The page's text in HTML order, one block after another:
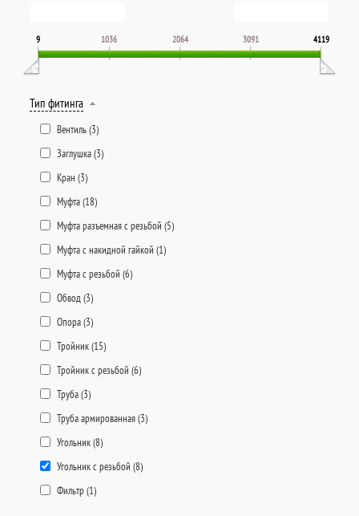
9 1036 2064 3091 4119
Тип фитинга
Вентиль (3)
Заглушка (3)
Кран (3)
Муфта (18)
Муфта разъемная с резьбой (5)
Муфта с накидной гайкой (1)
Муфта с резьбой (6)
Обвод (3)
Опора (3)
Тройник (15)
Тройник с резьбой (6)
Труба (3)
Труба армированная (3)
Угольник (8)
Угольник с резьбой (8)
Фильтр (1)